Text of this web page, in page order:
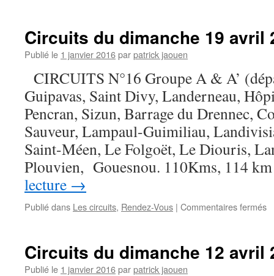
Circuits du dimanche 19 avril
Publié le 1 janvier 2016parpatrick jaouen
CIRCUITS N°16 Groupe A & A’
Guipavas, Saint Divy, Landerneau,
Pencran, Sizun, Barrage du Drennec,
Sauveur, Lampaul-Guimiliau,
Saint-Méen, Le Folgoët, Le Diouris,
Plouvien, Gouesnou. 110Kms, 114
lecture →
Publié dans Les circuits, Rendez-Vous | Commentaires fermés
Circuits du dimanche 12 avril
Publié le 1 janvier 2016parpatrick jaouen